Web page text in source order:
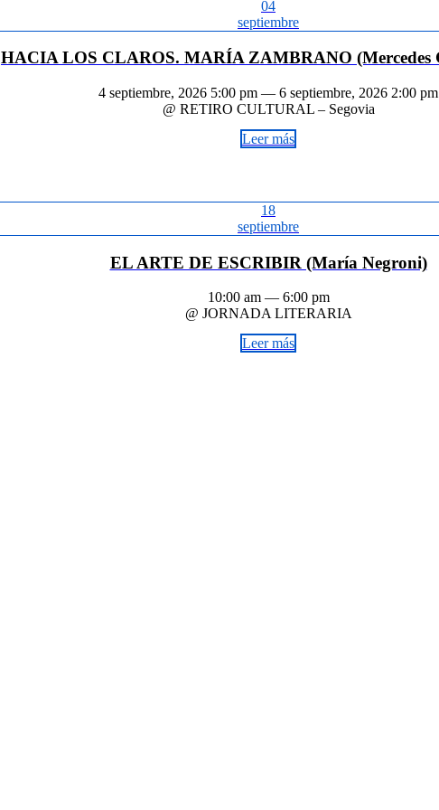
04
septiembre
HACIA LOS CLAROS. MARÍA ZAMBRANO (Mercedes
4 septiembre, 2026 5:00 pm — 6 septiembre, 2026 2:00 pm
@ RETIRO CULTURAL – Segovia
Leer más
18
septiembre
EL ARTE DE ESCRIBIR (María Negroni)
10:00 am — 6:00 pm
@ JORNADA LITERARIA
Leer más